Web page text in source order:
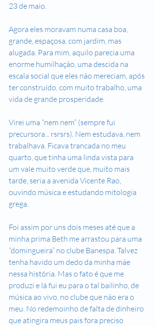
23 de maio.
Agora eles moravam numa casa boa,
grande, espaçosa, com jardim, mas
alugada. Para mim, aquilo parecia uma
enorme humilhação, uma descida na
escala social que eles não mereciam, após
ter construído, com muito trabalho, uma
vida de grande prosperidade.
Virei uma “nem nem” (sempre fui
precursora... rsrsrs). Nem estudava, nem
trabalhava. Ficava trancada no meu
quarto, que tinha uma linda vista para
um vale muito verde que, muito mais
tarde, seria a avenida Vicente Rao,
ouvindo música e estudando mitologia
grega.
Foi assim por uns dois meses até que a
minha prima Beth me arrastou para uma
“domingueira” no clube Banespa. Talvez
tenha havido um dedo da minha mãe
nessa história. Mas o fato é que me
produzi e lá fui eu para o tal bailinho, de
música ao vivo, no clube que não era o
meu. No redemoinho de falta de dinheiro
que atingira meus pais fora preciso